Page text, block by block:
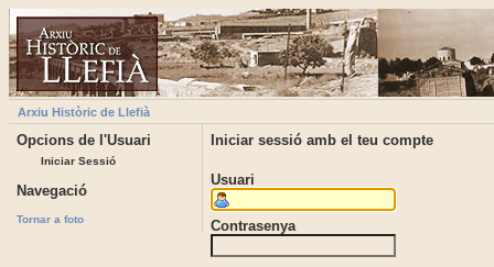
Arxiu Històric de Llefià
Opcions de l'Usuari
Iniciar Sessió
Navegació
Tornar a foto
Iniciar sessió amb el teu compte
Usuari
Contrasenya